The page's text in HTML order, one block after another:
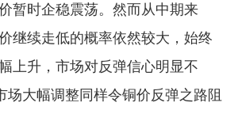
暂时企稳震荡。然而从中期来
继续走低的概率依然较大，始终
上升，市场对反弹信心明显不
场大幅调整同样令铜价反弹之路阻